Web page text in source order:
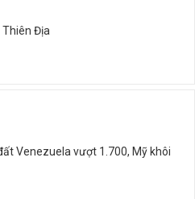
Thiên Địa
Venezuela vượt 1.700, Mỹ khôi